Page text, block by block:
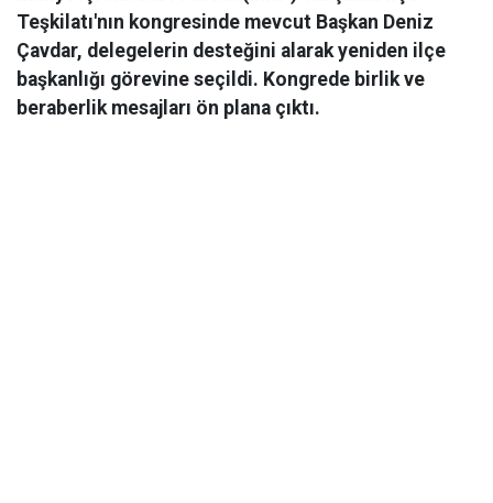
Teşkilatı'nın kongresinde mevcut Başkan Deniz
Çavdar, delegelerin desteğini alarak yeniden ilçe
başkanlığı görevine seçildi. Kongrede birlik ve
beraberlik mesajları ön plana çıktı.